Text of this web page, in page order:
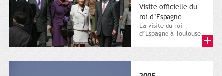
Visite officielle du
roi d’Espagne
La visite du roi
d’Espagne à Toulouse.